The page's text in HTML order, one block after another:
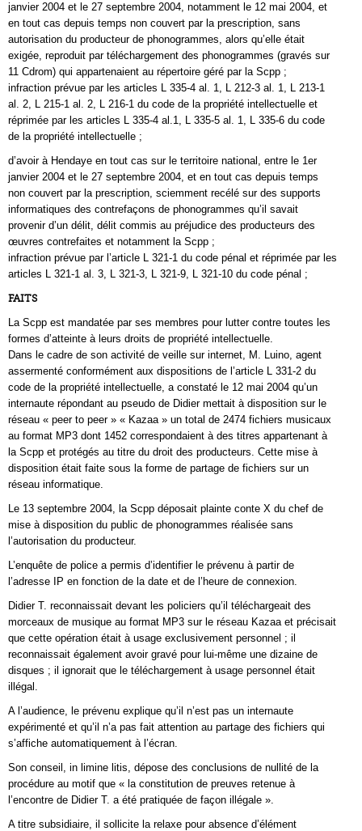
janvier 2004 et le 27 septembre 2004, notamment le 12 mai 2004, et
en tout cas depuis temps non couvert par la prescription, sans
autorisation du producteur de phonogrammes, alors qu’elle était
exigée, reproduit par téléchargement des phonogrammes (gravés sur
11 Cdrom) qui appartenaient au répertoire géré par la Scpp ;
infraction prévue par les articles L 335-4 al. 1, L 212-3 al. 1, L 213-1
al. 2, L 215-1 al. 2, L 216-1 du code de la propriété intellectuelle et
réprimée par les articles L 335-4 al.1, L 335-5 al. 1, L 335-6 du code
de la propriété intellectuelle ;
d’avoir à Hendaye en tout cas sur le territoire national, entre le 1er
janvier 2004 et le 27 septembre 2004, et en tout cas depuis temps
non couvert par la prescription, sciemment recélé sur des supports
informatiques des contrefaçons de phonogrammes qu’il savait
provenir d’un délit, délit commis au préjudice des producteurs des
œuvres contrefaites et notamment la Scpp ;
infraction prévue par l’article L 321-1 du code pénal et réprimée par les
articles L 321-1 al. 3, L 321-3, L 321-9, L 321-10 du code pénal ;
FAITS
La Scpp est mandatée par ses membres pour lutter contre toutes les
formes d’atteinte à leurs droits de propriété intellectuelle.
Dans le cadre de son activité de veille sur internet, M. Luino, agent
assermenté conformément aux dispositions de l’article L 331-2 du
code de la propriété intellectuelle, a constaté le 12 mai 2004 qu’un
internaute répondant au pseudo de Didier mettait à disposition sur le
réseau « peer to peer » « Kazaa » un total de 2474 fichiers musicaux
au format MP3 dont 1452 correspondaient à des titres appartenant à
la Scpp et protégés au titre du droit des producteurs. Cette mise à
disposition était faite sous la forme de partage de fichiers sur un
réseau informatique.
Le 13 septembre 2004, la Scpp déposait plainte conte X du chef de
mise à disposition du public de phonogrammes réalisée sans
l’autorisation du producteur.
L’enquête de police a permis d’identifier le prévenu à partir de
l’adresse IP en fonction de la date et de l’heure de connexion.
Didier T. reconnaissait devant les policiers qu’il téléchargeait des
morceaux de musique au format MP3 sur le réseau Kazaa et précisait
que cette opération était à usage exclusivement personnel ; il
reconnaissait également avoir gravé pour lui-même une dizaine de
disques ; il ignorait que le téléchargement à usage personnel était
illégal.
A l’audience, le prévenu explique qu’il n’est pas un internaute
expérimenté et qu’il n’a pas fait attention au partage des fichiers qui
s’affiche automatiquement à l’écran.
Son conseil, in limine litis, dépose des conclusions de nullité de la
procédure au motif que « la constitution de preuves retenue à
l’encontre de Didier T. a été pratiquée de façon illégale ».
A titre subsidiaire, il sollicite la relaxe pour absence d’élément